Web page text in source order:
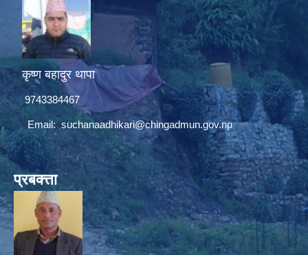
कृष्ण बहादुर थापा
9743384467
Email:suchanaadhikari@chingadmun.gov.np
प्रबक्त्ता